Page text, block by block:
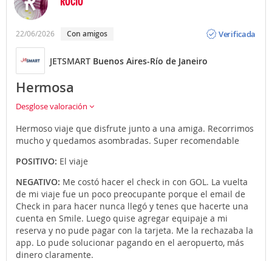
22/06/2026 Con amigos
Verificada
JETSMART Buenos Aires-Río de Janeiro
Hermosa
Desglose valoración
Hermoso viaje que disfrute junto a una amiga. Recorrimos
mucho y quedamos asombradas. Super recomendable
POSITIVO: El viaje
NEGATIVO: Me costó hacer el check in con GOL. La vuelta
de mi viaje fue un poco preocupante porque el email de
Check in para hacer nunca llegó y tenes que hacerte una
cuenta en Smile. Luego quise agregar equipaje a mi
reserva y no pude pagar con la tarjeta. Me la rechazaba la
app. Lo pude solucionar pagando en el aeropuerto, más
dinero claramente.